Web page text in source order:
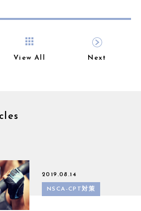
View All Next
2019.08.14
NSCA-CPT対策